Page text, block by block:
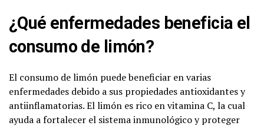
¿Qué enfermedades beneficia el
consumo de limón?
El consumo de limón puede beneficiar en varias
enfermedades debido a sus propiedades antioxidantes y
antiinflamatorias. El limón es rico en vitamina C, la cual
ayuda a fortalecer el sistema inmunológico y proteger